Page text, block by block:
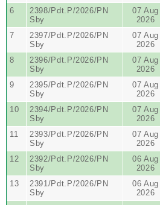
6
2398/Pdt.P/2026/PN
Sby
07 Aug
2026
7
2397/Pdt.P/2026/PN
Sby
07 Aug
2026
8
2396/Pdt.P/2026/PN
Sby
07 Aug
2026
9
2395/Pdt.P/2026/PN
Sby
07 Aug
2026
10
2394/Pdt.P/2026/PN
Sby
07 Aug
2026
11
2393/Pdt.P/2026/PN
Sby
07 Aug
2026
12
2392/Pdt.P/2026/PN
Sby
06 Aug
2026
13
2391/Pdt.P/2026/PN
Sby
06 Aug
2026